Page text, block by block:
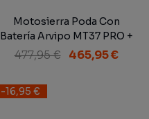
Motosierra Poda Con
Batería Arvipo MT37 PRO +
3 Baterías
477,95 € 465,95 €
-16,95 €